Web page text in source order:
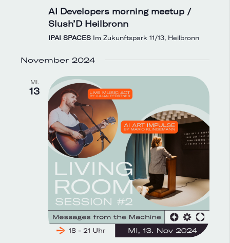
AI Developers morning meetup /
Slush’D Heilbronn
IPAI SPACES Im Zukunftspark 11/13, Heilbronn
November 2024
MI.
13